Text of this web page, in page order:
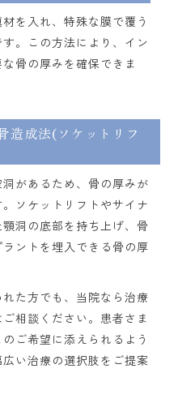
を入れ、特殊な膜で覆う
。この方法により、イン
骨の厚みを確保できま
造成法(ソケットリフ
があるため、骨の厚みが
ソケットリフトやサイナ
洞の底部を持ち上げ、骨
ントを埋入できる骨の厚
た方でも、当院なら治療
相談ください。患者さま
ご希望に添えられるよう
い治療の選択肢をご提案